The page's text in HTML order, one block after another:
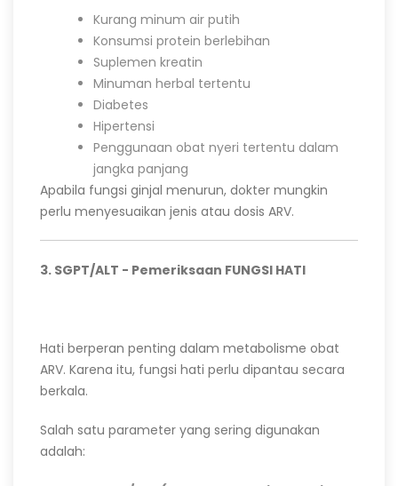
Kurang minum air putih
Konsumsi protein berlebihan
Suplemen kreatin
Minuman herbal tertentu
Diabetes
Hipertensi
Penggunaan obat nyeri tertentu dalam
jangka panjang
Apabila fungsi ginjal menurun, dokter mungkin
perlu menyesuaikan jenis atau dosis ARV.
3. SGPT/ALT - Pemeriksaan FUNGSI HATI
Hati berperan penting dalam metabolisme obat
ARV. Karena itu, fungsi hati perlu dipantau secara
berkala.
Salah satu parameter yang sering digunakan
adalah: